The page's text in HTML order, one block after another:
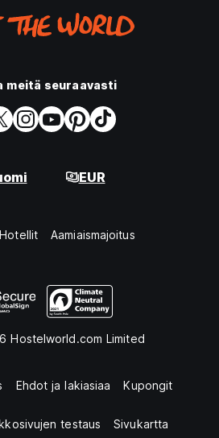
meitä seuraavasti
EUR
Hotellit Aamiaismajoitus
Hostelworld.com Limited
Ehdot ja lakiasiaa Kupongit
testaus Sivukartta